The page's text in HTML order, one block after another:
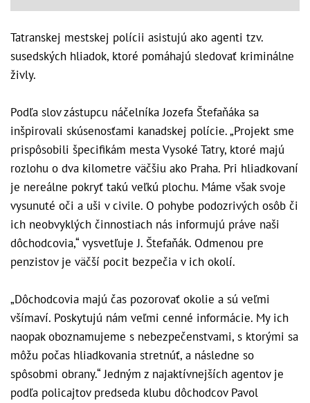
Tatranskej mestskej polícii asistujú ako agenti tzv.
susedských hliadok, ktoré pomáhajú sledovať kriminálne
živly.
Podľa slov zástupcu náčelníka Jozefa Štefaňáka sa
inšpirovali skúsenosťami kanadskej polície. „Projekt sme
prispôsobili špecifikám mesta Vysoké Tatry, ktoré majú
rozlohu o dva kilometre väčšiu ako Praha. Pri hliadkovaní
je nereálne pokryť takú veľkú plochu. Máme však svoje
vysunuté oči a uši v civile. O pohybe podozrivých osôb či
ich neobvyklých činnostiach nás informujú práve naši
dôchodcovia,“ vysvetľuje J. Štefaňák. Odmenou pre
penzistov je väčší pocit bezpečia v ich okolí.
„Dôchodcovia majú čas pozorovať okolie a sú veľmi
všímaví. Poskytujú nám veľmi cenné informácie. My ich
naopak oboznamujeme s nebezpečenstvami, s ktorými sa
môžu počas hliadkovania stretnúť, a následne so
spôsobmi obrany.“ Jedným z najaktívnejších agentov je
podľa policajtov predseda klubu dôchodcov Pavol